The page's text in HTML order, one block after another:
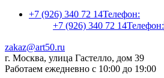
+7 (926) 340 72 14Телефон:
+7 (926) 340 72 14Телефон:
zakaz@art50.ru
г. Москва, улица Гастелло, дом 39
Работаем ежедневно с 10:00 до 19:00